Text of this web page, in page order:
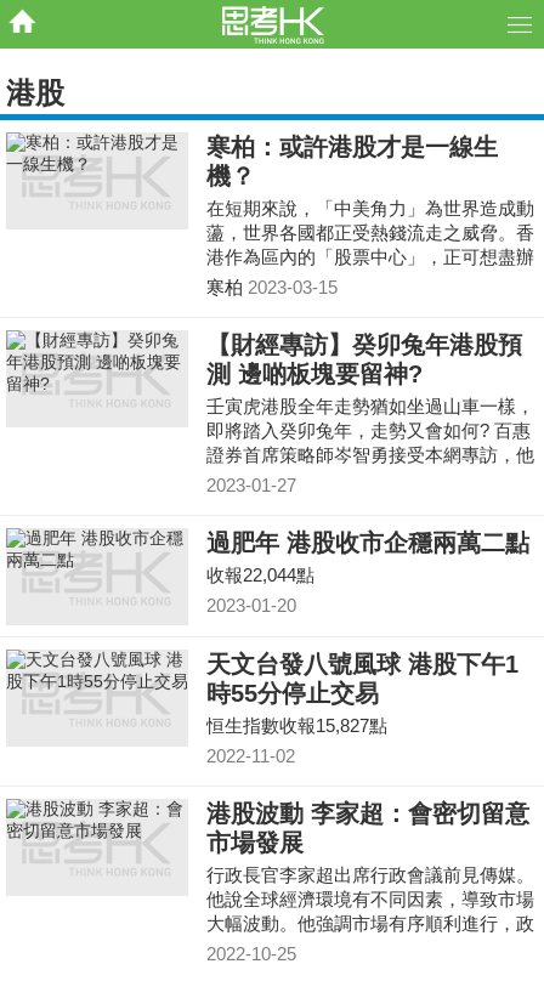
港股
寒柏：或許港股才是一線生
機？
在短期來說，「中美角力」為世界造成動
蘯，世界各國都正受熱錢流走之威脅。香
港作為區內的「股票中心」，正可想盡辦
法為內地企業「圈錢」。 港府現在最應
可以減低交易成本，加快金融創新及數碼
化等等。
寒柏 2023-03-15
【財經專訪】癸卯兔年港股預
測 邊啲板塊要留神?
壬寅虎港股全年走勢猶如坐過山車一樣，
即將踏入癸卯兔年，走勢又會如何? 百惠
證券首席策略師岑智勇接受本網專訪，他
以玄學角度分析，認為癸卯兔年的港股走
2023-01-27
過肥年 港股收市企穩兩萬二點
收報22,044點
2023-01-20
天文台發八號風球 港股下午1
時55分停止交易
恒生指數收報15,827點
2022-11-02
港股波動 李家超：會密切留意
市場發展
行政長官李家超出席行政會議前見傳媒。
他說全球經濟環境有不同因素，導致市場
大幅波動。他強調市場有序順利進行，政
府會密切留意市場發展。
2022-10-25